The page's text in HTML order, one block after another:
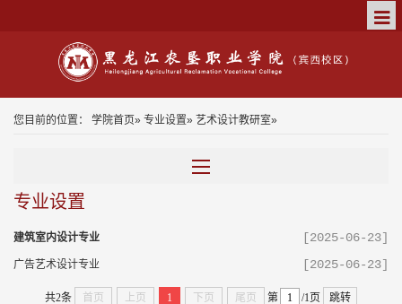
您目前的位置： 学院首页» 专业设置» 艺术设计教研室»
专业设置
[2025-06-23]
建筑室内设计专业
[2025-06-23]
广告艺术设计专业
共2条 首页 上页 1 下页 尾页 第 /1页 跳转